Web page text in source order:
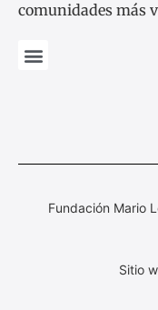
comunidades más
Fundación Mario
Sitio